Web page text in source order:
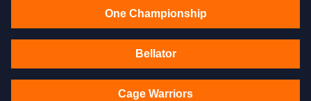
One Championship
Bellator
Cage Warriors